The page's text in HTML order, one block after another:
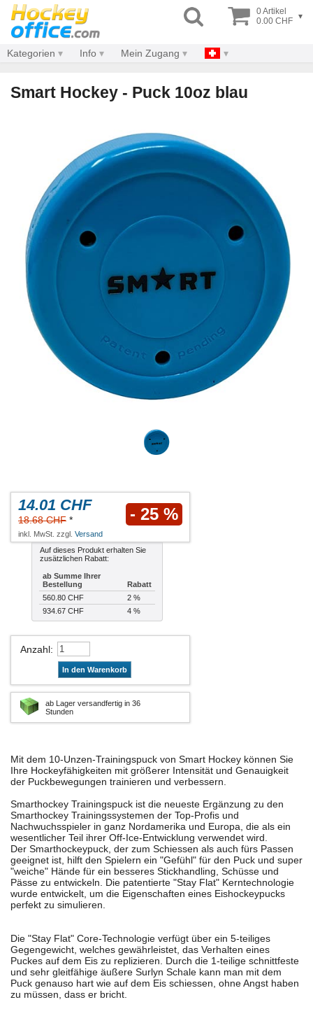
0 Artikel
0.00 CHF ▾
Kategorien Info Mein Zugang
Smart Hockey - Puck 10oz blau
14.01 CHF
18.68 CHF * - 25 %
inkl. MwSt. zzgl. Versand
Auf dieses Produkt erhalten Sie
zusätzlichen Rabatt:
ab Summe Ihrer
Bestellung
Rabatt
560.80 CHF
2 %
934.67 CHF
4 %
Anzahl:
In den Warenkorb
ab Lager versandfertig in 36
Stunden
Mit dem 10-Unzen-Trainingspuck von Smart Hockey können Sie
Ihre Hockeyfähigkeiten mit größerer Intensität und Genauigkeit
der Puckbewegungen trainieren und verbessern.
Smarthockey Trainingspuck ist die neueste Ergänzung zu den
Smarthockey Trainingssystemen der Top-Profis und
Nachwuchsspieler in ganz Nordamerika und Europa, die als ein
wesentlicher Teil ihrer Off-Ice-Entwicklung verwendet wird.
Der Smarthockeypuck, der zum Schiessen als auch fürs Passen
geeignet ist, hilft den Spielern ein "Gefühl" für den Puck und super
"weiche" Hände für ein besseres Stickhandling, Schüsse und
Pässe zu entwickeln. Die patentierte "Stay Flat" Kerntechnologie
wurde entwickelt, um die Eigenschaften eines Eishockeypucks
perfekt zu simulieren.
Die "Stay Flat" Core-Technologie verfügt über ein 5-teiliges
Gegengewicht, welches gewährleistet, das Verhalten eines
Puckes auf dem Eis zu replizieren. Durch die 1-teilige schnittfeste
und sehr gleitfähige äußere Surlyn Schale kann man mit dem
Puck genauso hart wie auf dem Eis schiessen, ohne Angst haben
zu müssen, dass er bricht.